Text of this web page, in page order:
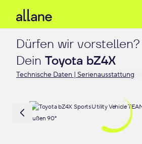
Dürfen wir vorstellen?
Dein Toyota bZ4X
Technische Daten | Serienausstattung